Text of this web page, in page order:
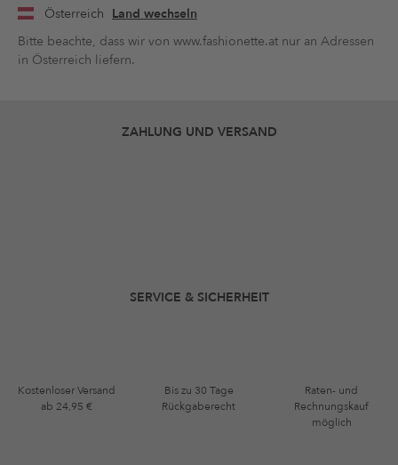
Österreich Land wechseln
Bitte beachte, dass wir von www.fashionette.at nur an Adressen
in Österreich liefern.
ZAHLUNG UND VERSAND
SERVICE & SICHERHEIT
Kostenloser Versand
ab 24,95 €
Bis zu 30 Tage
Rückgaberecht
Raten- und
Rechnungskauf
möglich